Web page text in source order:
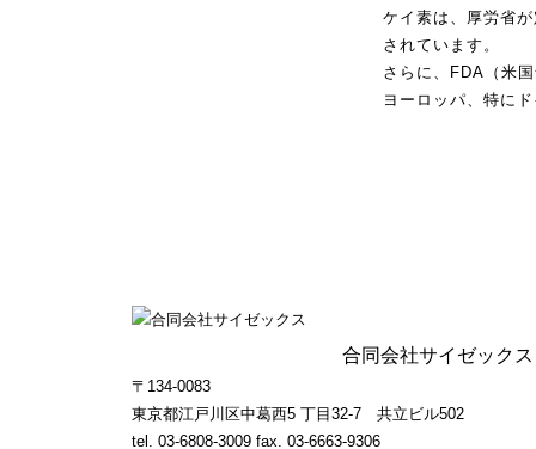
ケイ素は、厚労省
されています。
さらに、FDA（米
ヨーロッパ、特に
合同会社サイゼックス
〒134-0083
東京都江戸川区中葛西5 丁目32-7 共立ビル502
tel. 03-6808-3009 fax. 03-6663-9306